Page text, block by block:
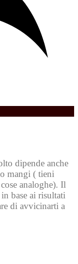
dipende anche
mangi ( tieni
analoghe). Il
base ai risultati
di avvicinarti a